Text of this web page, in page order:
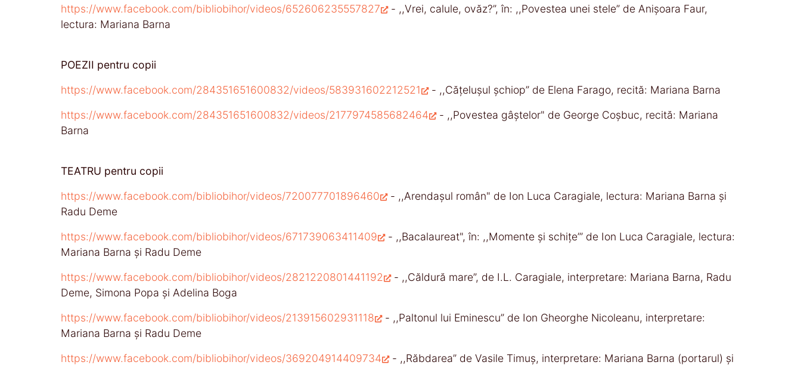
https://www.facebook.com/bibliobihor/videos/652606235557827
- ,,Vrei, calule, ovăz?”, în: ,,Povestea unei stele” de Anișoara Faur,
lectura: Mariana Barna
POEZII pentru copii
https://www.facebook.com/284351651600832/videos/583931602212521
- ,,Cățelușul șchiop” de Elena Farago, recită: Mariana Barna
https://www.facebook.com/284351651600832/videos/2177974585682464
- ,,Povestea gâștelor" de George Coșbuc, recită: Mariana
Barna
TEATRU pentru copii
https://www.facebook.com/bibliobihor/videos/720077701896460
- ,,Arendașul român" de Ion Luca Caragiale, lectura: Mariana Barna și
Radu Deme
https://www.facebook.com/bibliobihor/videos/671739063411409
- ,,Bacalaureat", în: ,,Momente și schițe’’’ de Ion Luca Caragiale, lectura:
Mariana Barna și Radu Deme
https://www.facebook.com/bibliobihor/videos/2821220801441192
- ,,Căldură mare”, de I.L. Caragiale, interpretare: Mariana Barna, Radu
Deme, Simona Popa și Adelina Boga
https://www.facebook.com/bibliobihor/videos/213915602931118
- ,,Paltonul lui Eminescu” de Ion Gheorghe Nicoleanu, interpretare:
Mariana Barna și Radu Deme
https://www.facebook.com/bibliobihor/videos/369204914409734
- ,,Răbdarea” de Vasile Timuș, interpretare: Mariana Barna (portarul) și